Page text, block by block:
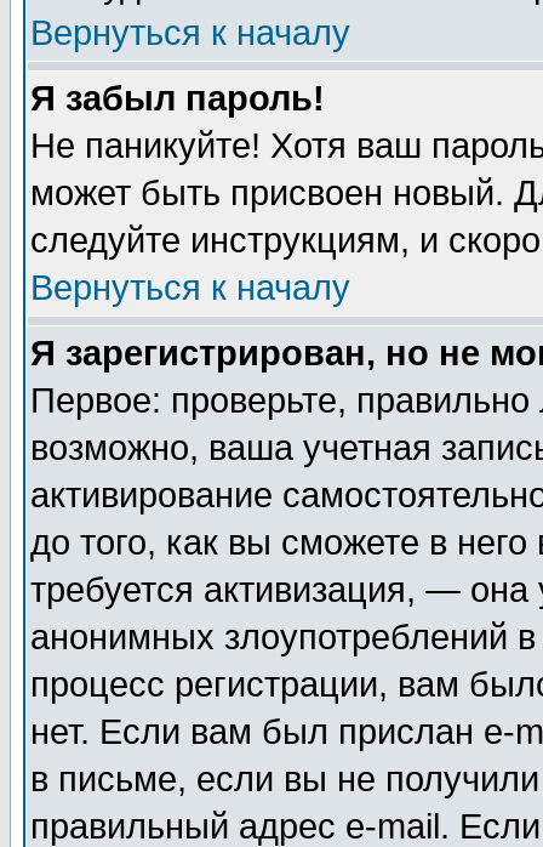
Вернуться к началу
Я забыл пароль!
Не паникуйте! Хотя ваш
может быть присвоен новый.
следуйте инструкциям, и
Вернуться к началу
Я зарегистрирован, но не
Первое: проверьте,
возможно, ваша учетная
активирование
до того, как вы сможете в
требуется активизация, —
анонимных злоупотреблений
процесс регистрации, вам
нет. Если вам был прислан e-
в письме, если вы не
правильный адрес e-mail.